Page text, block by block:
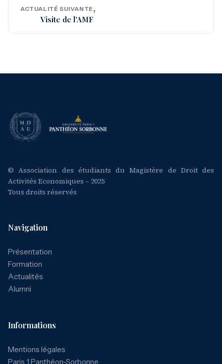
ACTUALITÉ SUIVANTE
Visite de l'AMF’
© Association des étudiants du Magistère de Droit des
Activités Economiques – 2025
Tous droits réservés
Navigation
Présentation
Formation
Actualités
Alumni
Informations
Mentions légales
Paris 1 Panthéon-Sorbonne